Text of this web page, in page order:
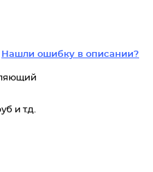
Нашли ошибку в описании?
и т.д.